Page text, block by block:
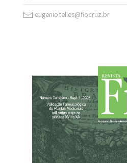
eugenio.telles@fiocruz.br